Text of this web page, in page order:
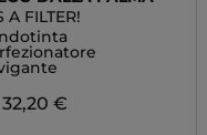
A FILTER!
32,20 €